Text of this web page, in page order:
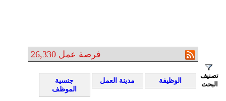
26,330 فرصة عمل
تصنيف
البحث
الوظيفة مدينة العمل
جنسية
الموظف